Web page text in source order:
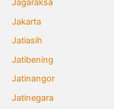
Jagaraksa
Jakarta
Jatiasih
Jatibening
Jatinangor
Jatinegara